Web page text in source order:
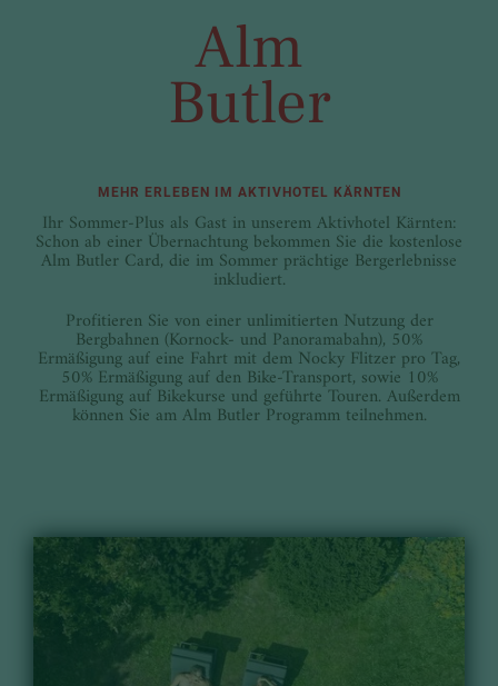
Alm
Butler
MEHR ERLEBEN IM AKTIVHOTEL KÄRNTEN
Ihr Sommer-Plus als Gast in unserem Aktivhotel Kärnten:
Schon ab einer Übernachtung bekommen Sie die kostenlose
Alm Butler Card, die im Sommer prächtige Bergerlebnisse
inkludiert.
Profitieren Sie von einer unlimitierten Nutzung der
Bergbahnen (Kornock- und Panoramabahn), 50%
Ermäßigung auf eine Fahrt mit dem Nocky Flitzer pro Tag,
50% Ermäßigung auf den Bike-Transport, sowie 10%
Ermäßigung auf Bikekurse und geführte Touren. Außerdem
können Sie am Alm Butler Programm teilnehmen.